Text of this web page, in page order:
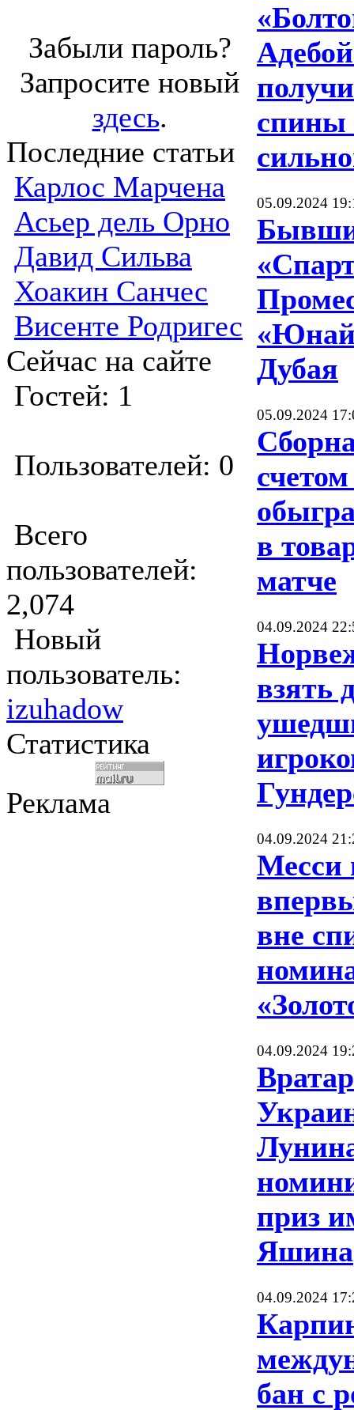
Забыли пароль?
Запросите новый
здесь.
Последние статьи
Карлос Марчена
Асьер дель Орно
Давид Сильва
Хоакин Санчес
Висенте Родригес
Сейчас на сайте
Гостей: 1
Пользователей: 0
Всего
пользователей:
2,074
Новый
пользователь:
izuhadow
Статистика
Реклама
спины
05.09.2024
Дубая
05.09.2024
в
матче
04.09.2024
взять
04.09.2024
Месси
вне
04.09.2024
приз
Яшина
04.09.2024
бан с